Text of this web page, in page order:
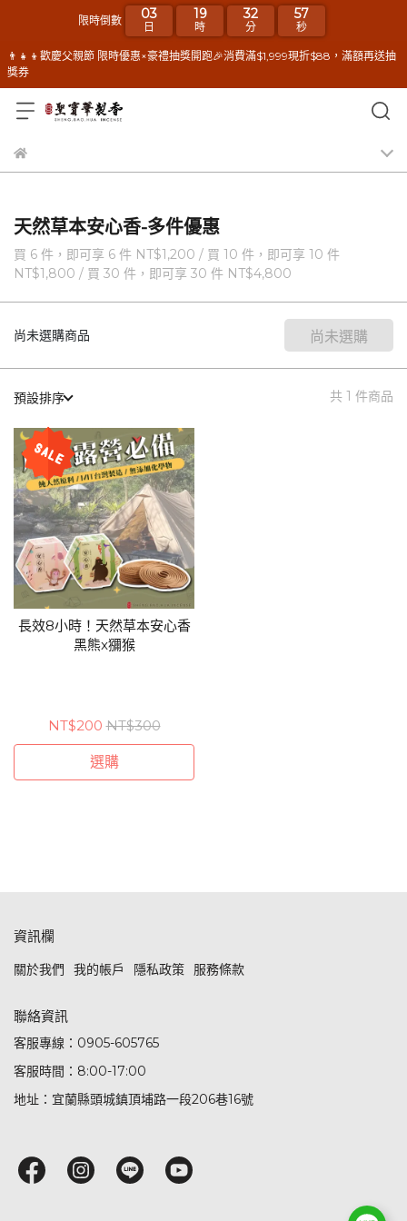
限時倒數 03
日
19
時
32
分
57
秒
👨‍👧‍👦歡慶父親節 限時優惠×豪禮抽獎開跑🎉消費滿$1,999現折$88，滿額再送抽
獎券
天然草本安心香-多件優惠
買 6 件， 即可享 6 件 NT$1,200 / 買 10 件， 即可享 10 件
NT$1,800 / 買 30 件， 即可享 30 件 NT$4,800
尚未選購商品 尚未選購
預設排序 共 1 件商品
長效8小時！天然草本安心香
黑熊x獼猴
NT$200 NT$300
選購
資訊欄
關於我們 我的帳戶 隱私政策 服務條款
聯絡資訊
客服專線：0905-605765
客服時間：8:00-17:00
地址：宜蘭縣頭城鎮頂埔路一段206巷16號